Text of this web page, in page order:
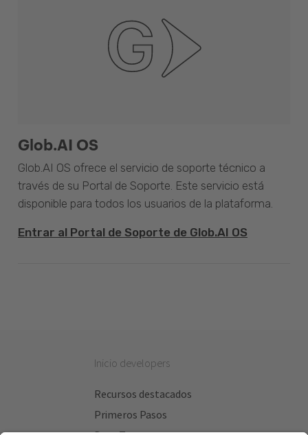
Glob.AI OS
Glob.AI OS ofrece el servicio de soporte técnico a
través de su Portal de Soporte. Este servicio está
disponible para todos los usuarios de la plataforma.
Entrar al Portal de Soporte de Glob.AI OS
Inicio developers
Recursos destacados
Primeros Pasos